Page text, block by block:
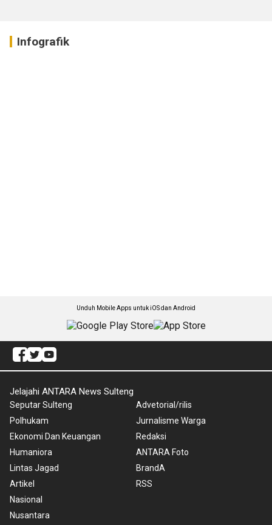
Infografik
Unduh Mobile Apps untuk iOS dan Android
Jelajahi ANTARA News Sulteng
Seputar Sulteng
Polhukam
Ekonomi Dan Keuangan
Humaniora
Lintas Jagad
Artikel
Nasional
Nusantara
Advetorial/rilis
Jurnalisme Warga
Redaksi
ANTARA Foto
BrandA
RSS